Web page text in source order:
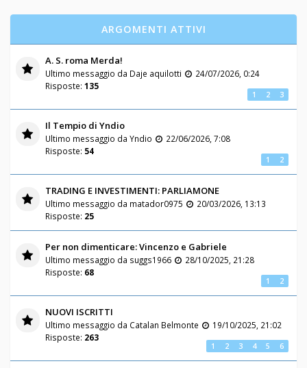
ARGOMENTI ATTIVI
A. S. roma Merda!
Ultimo messaggio da Daje aquilotti
24/07/2026, 0:24
Risposte: 135
1 2 3
Il Tempio di Yndio
Ultimo messaggio da Yndio
22/06/2026, 7:08
Risposte: 54
1 2
TRADING E INVESTIMENTI: PARLIAMONE
Ultimo messaggio da matador0975
20/03/2026, 13:13
Risposte: 25
Per non dimenticare: Vincenzo e Gabriele
Ultimo messaggio da suggs1966
28/10/2025, 21:28
Risposte: 68
1 2
NUOVI ISCRITTI
Ultimo messaggio da Catalan Belmonte
19/10/2025, 21:02
Risposte: 263
1 2 3 4 5 6